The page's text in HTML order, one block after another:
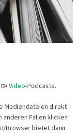
Video-Podcasts.
Mediendateien direkt
anderen Fällen klicken
Browser bietet dann